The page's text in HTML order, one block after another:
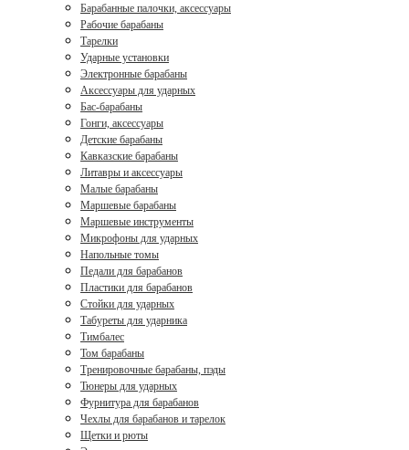
Барабанные палочки, аксессуары
Рабочие барабаны
Тарелки
Ударные установки
Электронные барабаны
Аксессуары для ударных
Бас-барабаны
Гонги, аксессуары
Детские барабаны
Кавказские барабаны
Литавры и аксессуары
Малые барабаны
Маршевые барабаны
Маршевые инструменты
Микрофоны для ударных
Напольные томы
Педали для барабанов
Пластики для барабанов
Стойки для ударных
Табуреты для ударника
Тимбалес
Том барабаны
Тренировочные барабаны, пэды
Тюнеры для ударных
Фурнитура для барабанов
Чехлы для барабанов и тарелок
Щетки и рюты